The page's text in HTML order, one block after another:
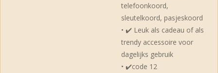
telefoonkoord,
sleutelkoord, pasjeskoord
• ✔️ Leuk als cadeau of als
trendy accessoire voor
dagelijks gebruik
• ✔️code 12